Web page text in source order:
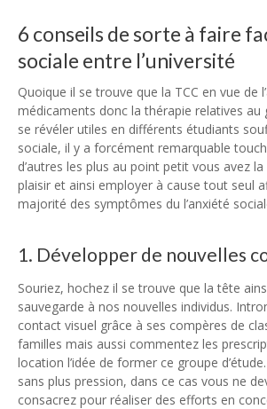
6 conseils de sorte à faire
sociale entre l’université
Quoique il se trouve que la TCC en vue de
médicaments donc la thérapie relatives au
se révéler utiles en différents étudiants
sociale, il y a forcément remarquable
d’autres les plus au point petit vous avez
plaisir et ainsi employer à cause tout seul
majorité des symptômes du l’anxiété
1. Développer de nouvelles
Souriez, hochez il se trouve que la tête
sauvegarde à nos nouvelles individus.
contact visuel grâce à ses compères de
familles mais aussi commentez les
location l’idée de former ce groupe
sans plus pression, dans ce cas vous ne
consacrez pour réaliser des efforts en